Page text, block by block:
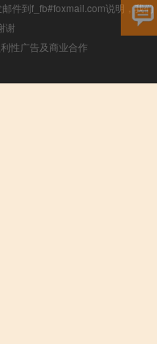
件到f_fb#foxmail.com说明，我们
谢
性广告及商业合作